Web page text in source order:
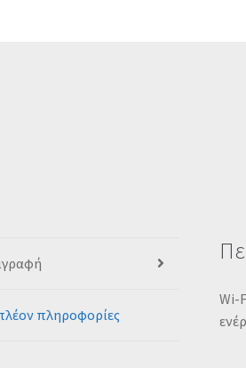
πληροφορίες
Wi-